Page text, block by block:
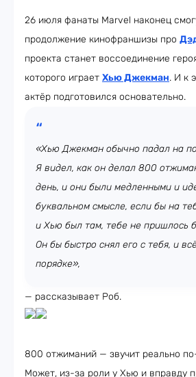
26 июля фанаты Marvel наконец
продолжение кинофраншизы про
проекта станет воссоединение
которого играет Хью Джекман. И к
актёр подготовился основательно.
«Хью Джекман обычно падал на
Я видел, как он делал 800
день, и они были медленными и
буквальном смысле, если бы на
и Хью был там, тебе не пришлось
Он бы быстро снял его с тебя, и
порядке»,
— рассказывает Роб.
800 отжиманий — звучит реально
Может, из-за роли у Хью и вправду